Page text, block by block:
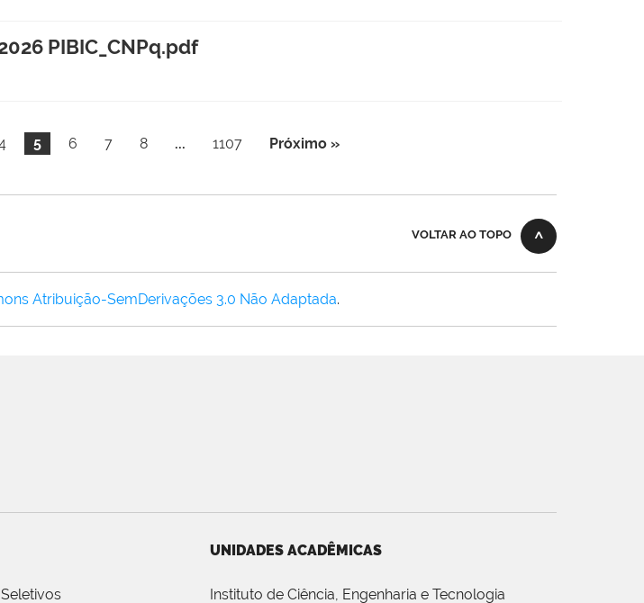
PIBIC_CNPq.pdf
5 6 7 8 ... 1107 Próximo »
VOLTAR AO TOPO
Atribuição-SemDerivações 3.0 Não Adaptada.
UNIDADES ACADÊMICAS
Instituto de Ciência, Engenharia e Tecnologia